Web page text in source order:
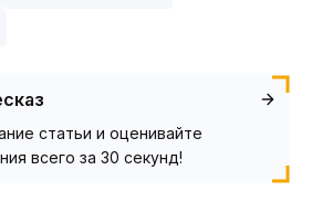
статьи и оценивайте
всего за 30 секунд!